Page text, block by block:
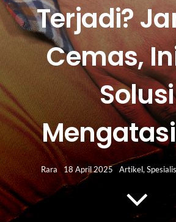
HUBUNGI KAMI
Search
for:
Terjadi?
Cemas,
Solusi
Rara 18 April 2025 Artikel,